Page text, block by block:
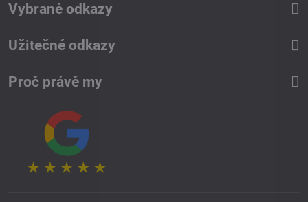
Vybrané odkazy
Užitečné odkazy
Proč právě my